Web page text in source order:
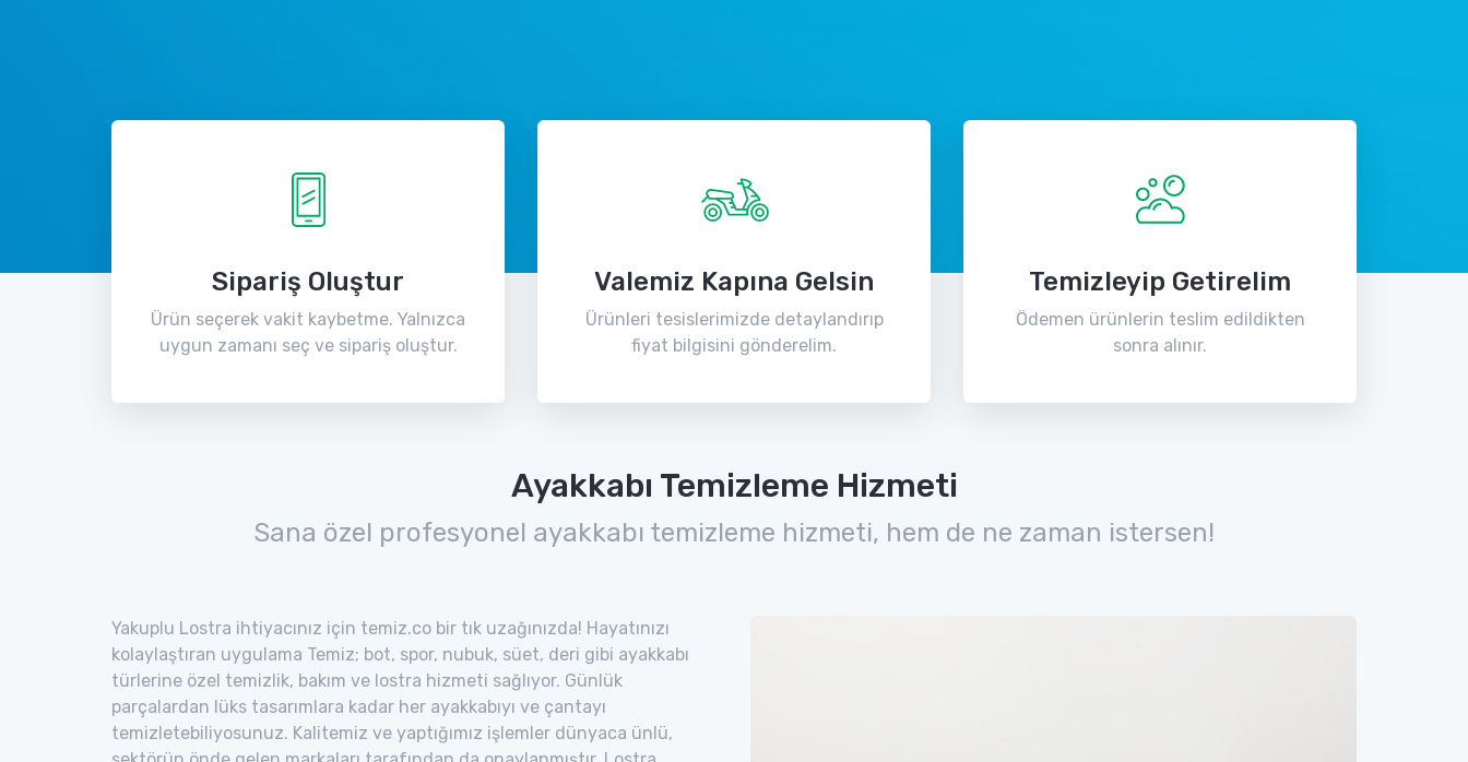
Sipariş Oluştur
Ürün seçerek vakit kaybetme. Yalnızca
uygun zamanı seç ve sipariş oluştur.
Valemiz Kapına Gelsin
Ürünleri tesislerimizde detaylandırıp
fiyat bilgisini gönderelim.
Temizleyip Getirelim
Ödemen ürünlerin teslim edildikten
sonra alınır.
Ayakkabı Temizleme Hizmeti
Sana özel profesyonel ayakkabı temizleme hizmeti, hem de ne zaman istersen!
Yakuplu Lostra ihtiyacınız için temiz.co bir tık uzağınızda! Hayatınızı
kolaylaştıran uygulama Temiz; bot, spor, nubuk, süet, deri gibi ayakkabı
türlerine özel temizlik, bakım ve lostra hizmeti sağlıyor. Günlük
parçalardan lüks tasarımlara kadar her ayakkabıyı ve çantayı
temizletebiliyosunuz. Kalitemiz ve yaptığımız işlemler dünyaca ünlü,